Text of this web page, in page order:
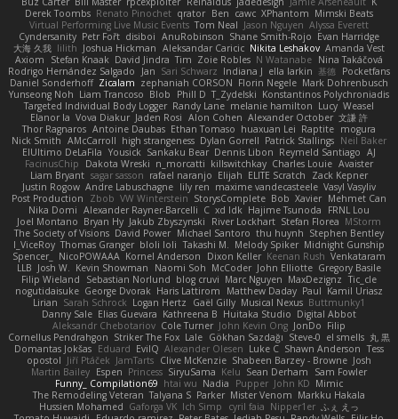
Derek Toombs Renato Pinochet qrator Ben cawc XPhantom Mimski Beats
Virtual Performing Live Music Events Tom Neal Jason Nguyen Alyssa Everett
Cyndersanity Petr Fořt disiboi AnuRobinson Shane Smith-Rojo Evan Harridge
大海 久我 lilith Joshua Hickman Aleksandar Caricic Nikita Leshakov Amanda Vest
Axiom
Stefan Knaak David Jindra Tim Zoie Robles N Watanabe Nina Takáčová
Rodrigo Hernández Salgado
Jan Sari Schwarz Indiana J ella larkin 基德
Pocketfans
Daniel Sonderhoff Zicalam zephaniah CORSON Florin Negele Mark Dohrenbusch
Yunseong Noh Liam Trancoso Blob Phill D T_Zydelski Konstantinos Polychroniadis
Targeted Individual Body Logger Randy Lane melanie hamilton Lucy Weasel
Elanor la Vova Diakur Jaden Rosi Alon Cohen Alexander October 文謙 許
Thor Ragnaros Antoine Daubas Ethan Tomaso huaxuan Lei Raptite mogura
Nick Smith AMcCarroll high strangeness Dylan Gorrell Patrick Stallings Neil Baker
ElUltimo DeLaFila Yousick Sankaku Bear Dennis Libon Reymeld Santiago AJ
FacinusChip
Dakota Wreski n_morcatti killswitchkay Charles Louie Avaister
Liam Bryant sagar sasson rafael naranjo Elijah ELITE Scratch
Zack Kepner
Justin Rogow Andre Labuschagne lily ren maxime vandecasteele Vasyl Vasyliv
Post Production
Zbob VW Winterstein StorysComplete Bob Xavier Mehmet Can
Nika Domi Alexander Rayner-Barcelli C xd Idk Hajime Tsunoda
FRNL Lou
Joel Montano Bryan Hy Jakub Zbyszynski River Lockhart Stefan Florea MStorm
The Society of Visions David Power Michael Santoro thu huynh Stephen Bentley
I_ViceRoy Thomas Granger bloli loli Takashi M. Melody Spiker Midnight Gunship
Spencer_
NicoPOWAAA Kornel Anderson Dixon Keller Keenan Rush Venkataram
LLB Josh W. Kevin Showman Naomi Soh McCoder John Elliotte Gregory Basile
Filip Wieland
Sebastian Norlund blog cruvi Marc Nguyen MaxDezignz Tic_cle
nogutidaisuke George Dvorak Haris Lattirom Matthew Daday Paul Kamil Uriasz
Lirian Sarah Schrock Logan Hertz Gaël Gilly Musical Nexus Buttmunky1
Danny Sale Elias Guevara Kathreena B Huitaka Studio Digital Abbot
Aleksandr Chebotariov Cole Turner John Kevin Ong JonDo Filip
Cornellus Pendrahgon Striker The Fox Lale Gökhan Sazdağı Steve-0 el smells 丸 黒
Domantas Jokšas Eduard EvilQ Alexander Olesen Luke C Shawn Anderson Tess
opostol Jiří Ptáček JamTarts Clive McKenzie Shabeen Barzey - Browne Josh
Martin Bailey Espen Princess SiryuSama Kelu Sean Derham
Sam Fowler
Funny_ Compilation69 htai wu Nadia Pupper John KD Mimic
The Remodeling Veteran Talyana S Parker Mister Venom Markku Hakala
Hussien Mohamed Gaforga VK Ich Simp cyril faia Nipper1er
ふぇ えっ